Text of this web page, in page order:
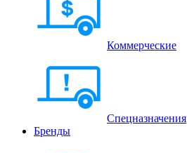
Коммерческие
Спецназначения
Бренды